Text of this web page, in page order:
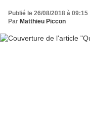
Publié le 26/08/2018 à 09:15
Par Matthieu Piccon